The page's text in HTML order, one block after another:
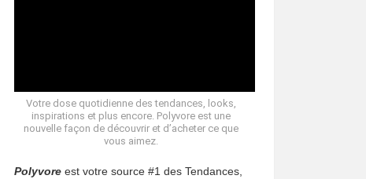
Votre dose quotidienne des tendances, looks,
inspirations et plus encore. Polyvore est une
nouvelle façon de découvrir et d’acheter ce que
vous aimez.
Polyvore est votre source #1 des Tendances,